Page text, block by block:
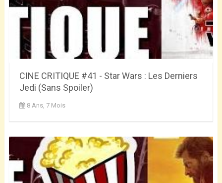
CINE CRITIQUE #41 - Star Wars : Les Derniers
Jedi (Sans Spoiler)
8 Ans, 7 Mois